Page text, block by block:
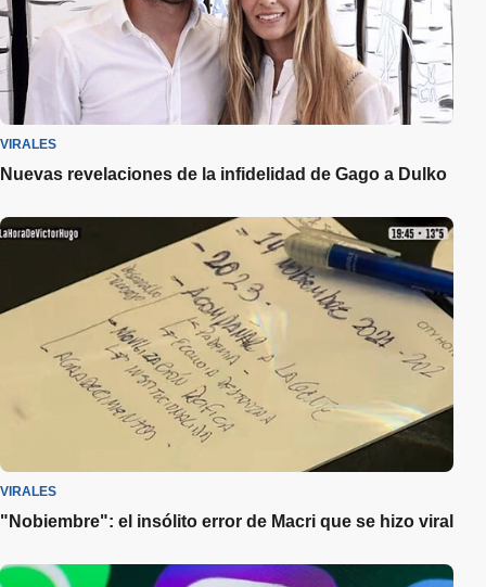
VIRALES
Nuevas revelaciones de la infidelidad de Gago a Dulko
VIRALES
"Nobiembre": el insólito error de Macri que se hizo viral